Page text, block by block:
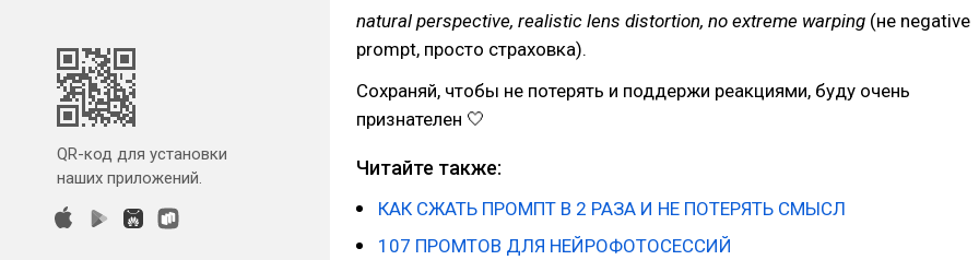
QR-код для установки
наших приложений.
natural perspective, realistic lens distortion, no extreme warping (не negative
prompt, просто страховка).
Сохраняй, чтобы не потерять и поддержи реакциями, буду очень
признателен 🤍
Читайте также:
КАК СЖАТЬ ПРОМПТ В 2 РАЗА И НЕ ПОТЕРЯТЬ СМЫСЛ
107 ПРОМТОВ ДЛЯ НЕЙРОФОТОСЕССИЙ